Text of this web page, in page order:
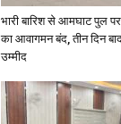
भारी बारिश से आमघाट पुल पर
का आवागमन बंद, तीन दिन
उम्मीद